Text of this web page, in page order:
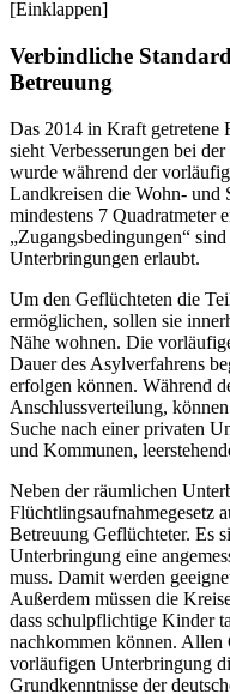
[Einklappen]
Verbindliche
Betreuung
Das 2014 in Kraft getretene
sieht Verbesserungen bei
wurde während der
Landkreisen die Wohn- und
mindestens 7 Quadratmeter
„Zugangsbedingungen“
Unterbringungen erlaubt.
Um den Geflüchteten die
ermöglichen, sollen sie
Nähe wohnen. Die
Dauer des Asylverfahrens
erfolgen können. Während
Anschlussverteilung,
Suche nach einer privaten
und Kommunen,
Neben der räumlichen
Flüchtlingsaufnahmegesetz
Betreuung Geflüchteter. Es
Unterbringung eine
muss. Damit werden
Außerdem müssen die
dass schulpflichtige Kinder
nachkommen können.
vorläufigen Unterbringung
Grundkenntnisse der